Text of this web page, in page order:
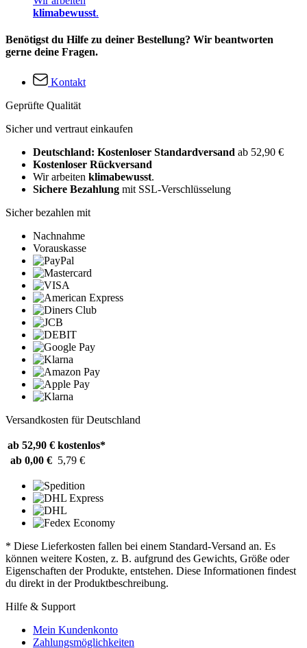
klimabewusst.
Benötigst du Hilfe zu deiner Bestellung? Wir beantworten
gerne deine Fragen.
Kontakt
Geprüfte Qualität
Sicher und vertraut einkaufen
Deutschland: Kostenloser Standardversand ab 52,90 €
Kostenloser Rückversand
Wir arbeiten klimabewusst.
Sichere Bezahlung mit SSL-Verschlüsselung
Sicher bezahlen mit
Nachnahme
Vorauskasse
Versandkosten für Deutschland
ab 52,90 € kostenlos*
ab 0,00 € 5,79 €
* Diese Lieferkosten fallen bei einem Standard-Versand an. Es
können weitere Kosten, z. B. aufgrund des Gewichts, Größe oder
Eigenschaften der Produkte, entstehen. Diese Informationen findest
du direkt in der Produktbeschreibung.
Hilfe & Support
Mein Kundenkonto
Zahlungsmöglichkeiten